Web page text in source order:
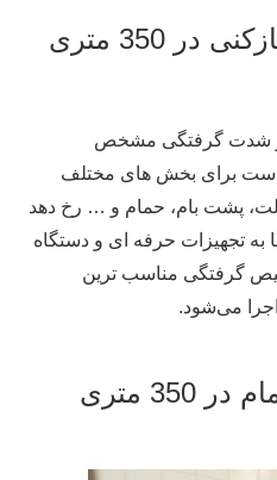
هزینه خدمات لوله بازکنی در 350 متری
و شدت گرفتگی مشخص
برای بخش‌ های مختلف
پشت بام، حمام و … رخ دهد
به تجهیزات حرفه‌ ای و دستگاه‌
گرفتگی مناسب‌ ترین
می‌شود.
رفع گرفتگی لوله حمام در 350 متری